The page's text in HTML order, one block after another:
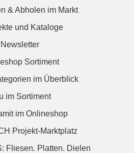
& Abholen im Markt
und Kataloge
Newsletter
Sortiment
im Überblick
im Sortiment
im Onlineshop
Projekt-Marktplatz
Fliesen. Platten. Dielen